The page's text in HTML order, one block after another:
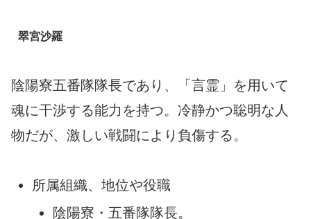
翠宮沙羅
陰陽寮五番隊隊長であり、「言霊」を用いて
魂に干渉する能力を持つ。冷静かつ聡明な人
物だが、激しい戦闘により負傷する。
所属組織、地位や役職
陰陽寮・五番隊隊長。